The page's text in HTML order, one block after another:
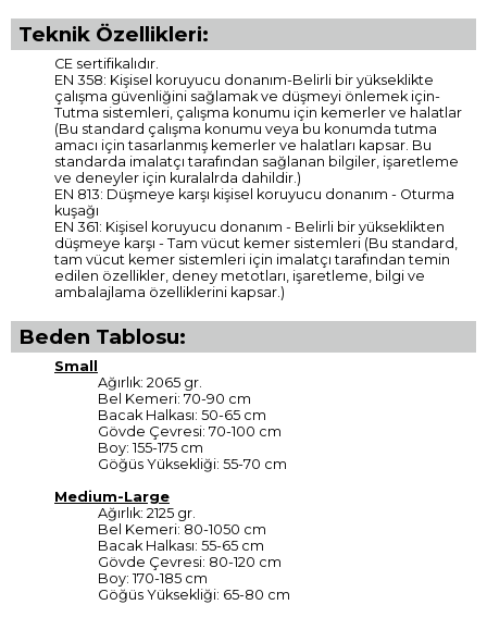
Teknik Özellikleri:
CE sertifikalıdır.
EN 358: Kişisel koruyucu donanım-Belirli bir yükseklikte
çalışma güvenliğini sağlamak ve düşmeyi önlemek için-
Tutma sistemleri, çalışma konumu için kemerler ve halatlar
(Bu standard çalışma konumu veya bu konumda tutma
amacı için tasarlanmış kemerler ve halatları kapsar. Bu
standarda imalatçı tarafından sağlanan bilgiler, işaretleme
ve deneyler için kuralalrda dahildir.)
EN 813: Düşmeye karşı kişisel koruyucu donanım - Oturma
kuşağı
EN 361: Kişisel koruyucu donanım - Belirli bir yükseklikten
düşmeye karşı - Tam vücut kemer sistemleri (Bu standard,
tam vücut kemer sistemleri için imalatçı tarafından temin
edilen özellikler, deney metotları, işaretleme, bilgi ve
ambalajlama özelliklerini kapsar.)
Beden Tablosu:
Small
Ağırlık: 2065 gr.
Bel Kemeri: 70-90 cm
Bacak Halkası: 50-65 cm
Gövde Çevresi: 70-100 cm
Boy: 155-175 cm
Göğüs Yüksekliği: 55-70 cm
Medium-Large
Ağırlık: 2125 gr.
Bel Kemeri: 80-1050 cm
Bacak Halkası: 55-65 cm
Gövde Çevresi: 80-120 cm
Boy: 170-185 cm
Göğüs Yüksekliği: 65-80 cm